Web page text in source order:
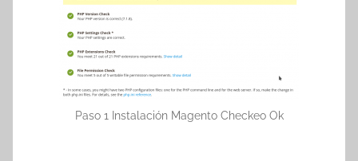
Paso 1 Instalación Magento Checkeo Ok